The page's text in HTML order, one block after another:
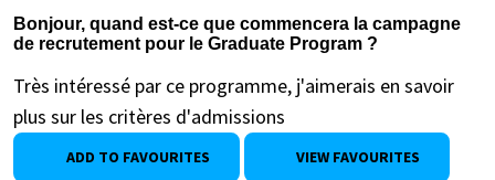
Bonjour, quand est-ce que commencera la campagne
de recrutement pour le Graduate Program ?
Très intéressé par ce programme, j'aimerais en savoir
plus sur les critères d'admissions
ADD TO FAVOURITES VIEW FAVOURITES